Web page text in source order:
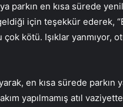
parkın en kısa sürede
için teşekkür ederek,
kötü. Işıklar yanmıyor,
en kısa sürede parkın
yapılmamış atıl vaziyette